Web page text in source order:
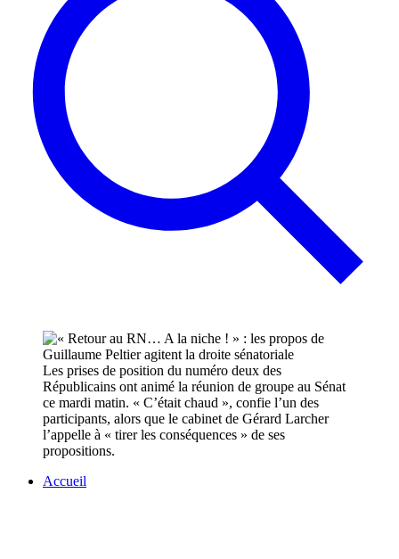
Les prises de position du numéro deux des
Républicains ont animé la réunion de groupe au Sénat
ce mardi matin. « C’était chaud », confie l’un des
participants, alors que le cabinet de Gérard Larcher
l’appelle à « tirer les conséquences » de ses
propositions.
Accueil